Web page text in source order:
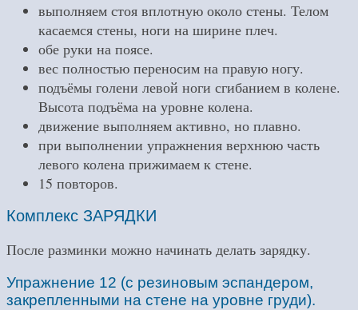
выполняем стоя вплотную около стены. Телом
касаемся стены, ноги на ширине плеч.
обе руки на поясе.
вес полностью переносим на правую ногу.
подъёмы голени левой ноги сгибанием в колене.
Высота подъёма на уровне колена.
движение выполняем активно, но плавно.
при выполнении упражнения верхнюю часть
левого колена прижимаем к стене.
15 повторов.
Комплекс ЗАРЯДКИ
После разминки можно начинать делать зарядку.
Упражнение 12 (с резиновым эспандером,
закрепленными на стене на уровне груди).